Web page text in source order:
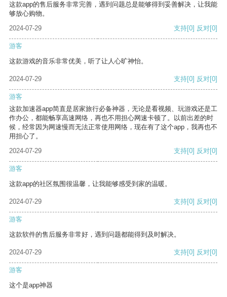
这款app的售后服务非常完善，遇到问题总是能够得到妥善解决，让我能
够放心购物。
2024-07-29
支持[0] 反对[0]
游客
这款游戏的音乐非常优美，听了让人心旷神怡。
2024-07-29 支持[0] 反对[0]
游客
这款加速器app简直是居家旅行必备神器，无论是看视频、玩游戏还是工
作办公，都能畅享高速网络，再也不用担心网速卡顿了。以前出差的时
候，经常因为网速慢而无法正常使用网络，现在有了这个app，我再也不
用担心了。
2024-07-29
支持[0] 反对[0]
游客
这款app的社区氛围很温馨，让我能够感受到家的温暖。
2024-07-29 支持[0] 反对[0]
游客
这款软件的售后服务非常好，遇到问题都能得到及时解决。
2024-07-29 支持[0] 反对[0]
游客
这个是app神器